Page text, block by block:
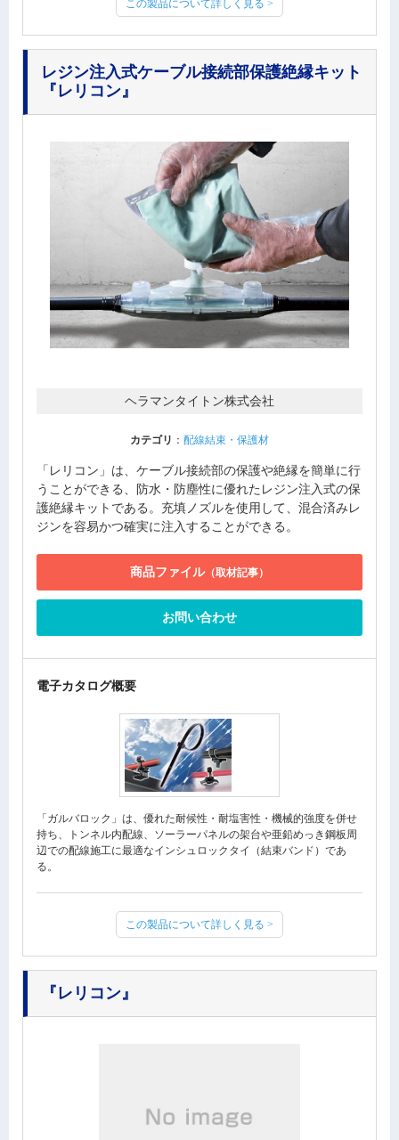
この製品について詳しく見る >
レジン注入式ケーブル接続部保護絶縁キット
『レリコン』
ヘラマンタイトン株式会社
カテゴリ ： 配線結束・保護材
「レリコン」は、ケーブル接続部の保護や絶縁を簡単に行
うことができる、防水・防塵性に優れたレジン注入式の保
護絶縁キットである。充填ノズルを使用して、混合済みレ
ジンを容易かつ確実に注入することができる。
商品ファイル（取材記事）
お問い合わせ
電子カタログ概要
「ガルバロック」は、優れた耐候性・耐塩害性・機械的強度を併せ
持ち、トンネル内配線、ソーラーパネルの架台や亜鉛めっき鋼板周
辺での配線施工に最適なインシュロックタイ（結束バンド）であ
る。
この製品について詳しく見る >
『レリコン』